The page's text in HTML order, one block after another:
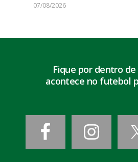
07/08/2026
Fique por dentro
acontece no futebol